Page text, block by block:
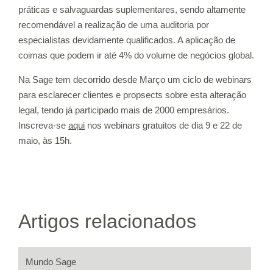
práticas e salvaguardas suplementares, sendo altamente
recomendável a realização de uma auditoria por
especialistas devidamente qualificados. A aplicação de
coimas que podem ir até 4% do volume de negócios global.
Na Sage tem decorrido desde Março um ciclo de webinars
para esclarecer clientes e propsects sobre esta alteração
legal, tendo já participado mais de 2000 empresários.
Inscreva-seaqui nos webinars gratuitos de dia 9 e 22 de
maio, às 15h.
Artigos relacionados
Mundo Sage